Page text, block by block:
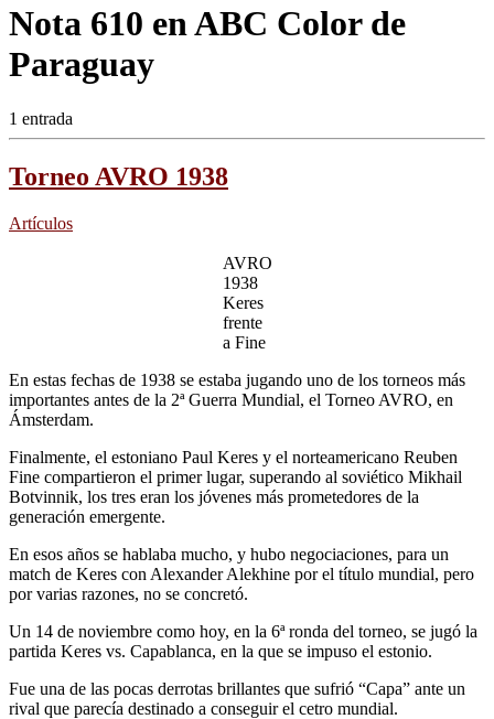
Nota 610 en ABC Color de
Paraguay
1 entrada
Torneo AVRO 1938
Artículos
AVRO
1938
Keres
frente
a Fine
En estas fechas de 1938 se estaba jugando uno de los torneos más
importantes antes de la 2ª Guerra Mundial, el Torneo AVRO, en
Ámsterdam.
Finalmente, el estoniano Paul Keres y el norteamericano Reuben
Fine compartieron el primer lugar, superando al soviético Mikhail
Botvinnik, los tres eran los jóvenes más prometedores de la
generación emergente.
En esos años se hablaba mucho, y hubo negociaciones, para un
match de Keres con Alexander Alekhine por el título mundial, pero
por varias razones, no se concretó.
Un 14 de noviembre como hoy, en la 6ª ronda del torneo, se jugó la
partida Keres vs. Capablanca, en la que se impuso el estonio.
Fue una de las pocas derrotas brillantes que sufrió “Capa” ante un
rival que parecía destinado a conseguir el cetro mundial.